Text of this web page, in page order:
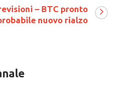
muoversi.
L’analisi
dei
– BTC pronto
nuovo rialzo